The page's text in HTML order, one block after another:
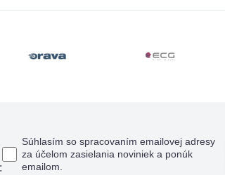
Súhlasím so spracovaním emailovej adresy
za účelom zasielania noviniek a ponúk
emailom.